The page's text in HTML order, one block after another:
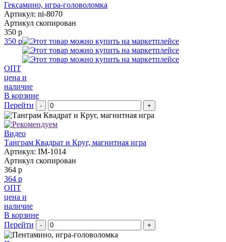
Гексамино, игра-головоломка
Артикул: ni-8070
Артикул скопирован
350 р
350 р
ОПТ
цена и
наличие
В корзине
Перейти
- +
Видео
Танграм Квадрат и Круг, магнитная игра
Артикул: IM-1014
Артикул скопирован
364 р
364 р
ОПТ
цена и
наличие
В корзине
Перейти
- +